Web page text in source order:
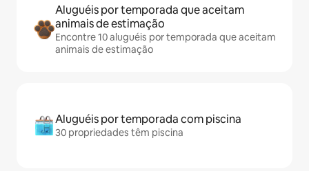
Aluguéis por temporada que aceitam
animais de estimação
Encontre 10 aluguéis por temporada que aceitam
animais de estimação
Aluguéis por temporada com piscina
30 propriedades têm piscina